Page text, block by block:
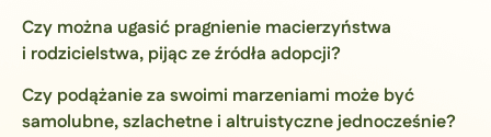
Czy można ugasić pragnienie macierzyństwa
i rodzicielstwa, pijąc ze źródła adopcji?
Czy podążanie za swoimi marzeniami może być
samolubne, szlachetne i altruistyczne jednocześnie?